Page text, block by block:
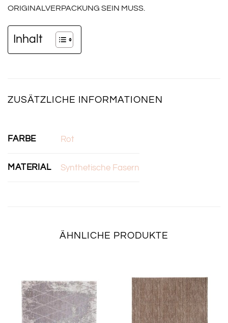
ORIGINALVERPACKUNG SEIN MUSS.
Inhalt
ZUSÄTZLICHE INFORMATIONEN
FARBE Rot
MATERIAL Synthetische Fasern
ÄHNLICHE PRODUKTE